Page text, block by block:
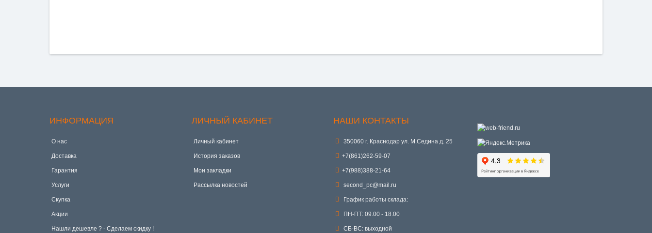
ИНФОРМАЦИЯ
О нас
Доставка
Гарантия
Услуги
Скупка
Акции
Hашли дешевле ? - Сделаем скидку !
ЛИЧНЫЙ КАБИНЕТ
Личный кабинет
История заказов
Мои закладки
Рассылка новостей
НАШИ КОНТАКТЫ
350060 г. Краснодар ул. М.Седина д. 25
+7(861)262-59-07
+7(988)388-21-64
second_pc@mail.ru
График работы склада:
ПН-ПТ: 09.00 - 18.00
СБ-ВС: выходной